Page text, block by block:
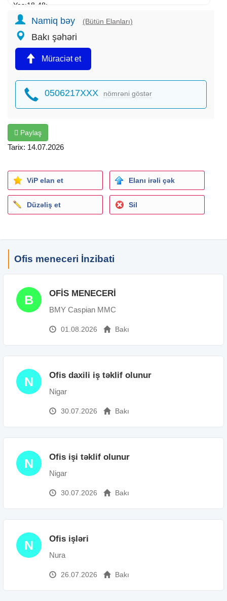
Yaş:18-48;
Cinsi: Xanım və Bəylər.
Qeyd:Təcrübə vacib deyil.Müvafiq sahə üzrə iş təcrübəsi
şirkət hesabına öyrədilir.
İş qrafiki:Həftədə 5 gün saat (10:00-17:00).
Bakı şəh.Nəsimi ray.
Maraqlananlar gmail adresinə CV-nizi göndərə və ya
səhifədə qeyd olunan nömrə ilə əlaqə saxlaya bilərsiz.
Namiq bəy (Bütün Elanları)
Bakı şəhəri
Müraciət et
0506217XXX nömrəni göstər
Paylaş
Tarix: 14.07.2026
ViP elan et Elanı irəli çək
Düzəliş et Sil
Ofis meneceri İnzibati
B OFİS MENECERİ
BMY Caspian MMC
01.08.2026 Bakı
N Ofis daxili iş təklif olunur
Nigar
30.07.2026 Bakı
N Ofis işi təklif olunur
Nigar
30.07.2026 Bakı
N Ofis işləri
Nura
26.07.2026 Bakı